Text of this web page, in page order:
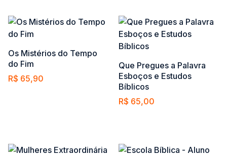
Os Mistérios do Tempo
do Fim
R$ 65,90
Que Pregues a Palavra
Esboços e Estudos
Bíblicos
R$ 65,00